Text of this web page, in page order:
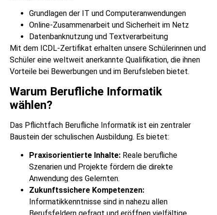
Grundlagen der IT und Computeranwendungen
Online-Zusammenarbeit und Sicherheit im Netz
Datenbanknutzung und Textverarbeitung
Mit dem ICDL-Zertifikat erhalten unsere Schülerinnen und
Schüler eine weltweit anerkannte Qualifikation, die ihnen
Vorteile bei Bewerbungen und im Berufsleben bietet.
Warum Berufliche Informatik
wählen?
Das Pflichtfach Berufliche Informatik ist ein zentraler
Baustein der schulischen Ausbildung. Es bietet:
Praxisorientierte Inhalte: Reale berufliche
Szenarien und Projekte fördern die direkte
Anwendung des Gelernten.
Zukunftssichere Kompetenzen:
Informatikkenntnisse sind in nahezu allen